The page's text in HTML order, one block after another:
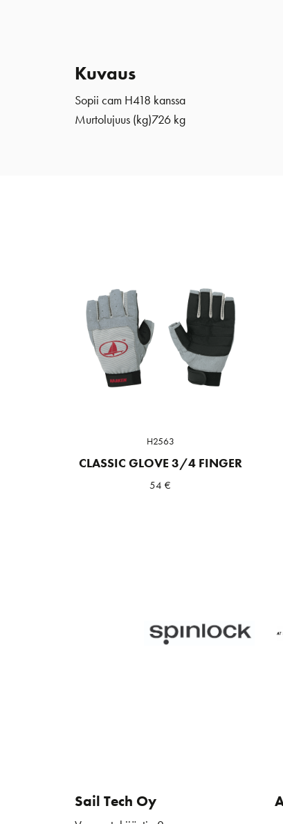
Kuvaus
Sopii cam H418 kanssa
Murtolujuus (kg)726 kg
H2563
CLASSIC GLOVE 3/4 FINGER
54€
Sail Tech Oy